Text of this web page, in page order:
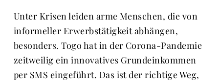
Unter Krisen leiden arme Menschen, die von
informeller Erwerbstätigkeit abhängen,
besonders. Togo hat in der Corona-Pandemie
zeitweilig ein innovatives Grundeinkommen
per SMS eingeführt. Das ist der richtige Weg,